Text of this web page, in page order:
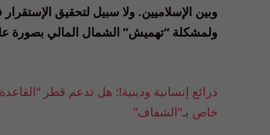
وبين الإسلاميين. ولا سبيل لتحقيق
ولمشكلة “تهميش” الشمال المالي بصورة
ذرائع إنسانية ودينية!: هل تدعم قطر
خاص بـ”الشفاف”